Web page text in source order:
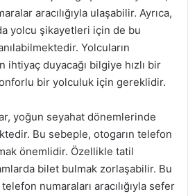
aracılığıyla ulaşabilir. Ayrıca,
yolcu şikayetleri için de bu
Yolcuların
duyacağı bilgiye hızlı bir
bir yolculuk için gereklidir.
yoğun seyahat dönemlerinde
Bu sebeple, otogarın telefon
önemlidir. Özellikle tatil
bilet bulmak zorlaşabilir. Bu
numaraları aracılığıyla sefer